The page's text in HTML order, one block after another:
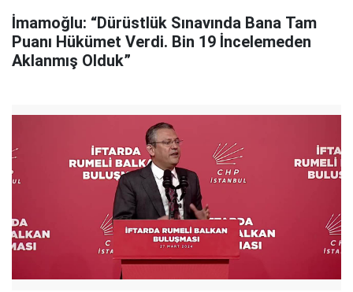
İmamoğlu: “Dürüstlük Sınavında Bana Tam
Puanı Hükümet Verdi. Bin 19 İncelemeden
Aklanmış Olduk”